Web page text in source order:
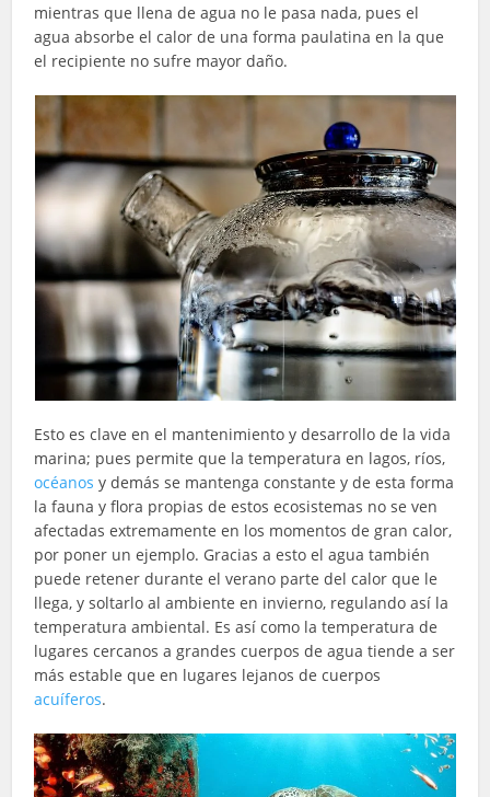
mientras que llena de agua no le pasa nada, pues el
agua absorbe el calor de una forma paulatina en la que
el recipiente no sufre mayor daño.
Esto es clave en el mantenimiento y desarrollo de la vida
marina; pues permite que la temperatura en lagos, ríos,
océanosy demás se mantenga constante y de esta forma
la fauna y flora propias de estos ecosistemas no se ven
afectadas extremamente en los momentos de gran calor,
por poner un ejemplo. Gracias a esto el agua también
puede retener durante el verano parte del calor que le
llega, y soltarlo al ambiente en invierno, regulando así la
temperatura ambiental. Es así como la temperatura de
lugares cercanos a grandes cuerpos de agua tiende a ser
más estable que en lugares lejanos de cuerpos
acuíferos.